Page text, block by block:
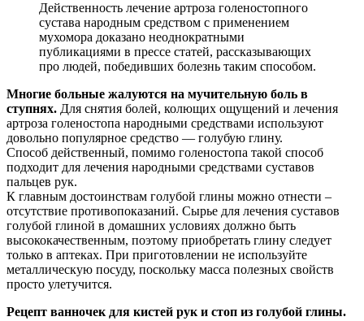
Действенность лечение артроза голеностопного
сустава народным средством с применением
мухомора доказано неоднократными
публикациями в прессе статей, рассказывающих
про людей, победивших болезнь таким способом.
Многие больные жалуются на мучительную боль в
ступнях. Для снятия болей, колющих ощущений и лечения
артроза голеностопа народными средствами используют
довольно популярное средство — голубую глину.
Способ действенный, помимо голеностопа такой способ
подходит для лечения народными средствами суставов
пальцев рук.
К главным достоинствам голубой глины можно отнести –
отсутствие противопоказаний. Сырье для лечения суставов
голубой глиной в домашних условиях должно быть
высококачественным, поэтому приобретать глину следует
только в аптеках. При приготовлении не используйте
металлическую посуду, поскольку масса полезных свойств
просто улетучится.
Рецепт ванночек для кистей рук и стоп из голубой глины.